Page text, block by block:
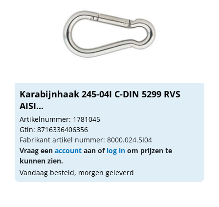
Karabijnhaak 245-04I C-DIN 5299 RVS
AISI...
Artikelnummer: 1781045
Gtin: 8716336406356
Fabrikant artikel nummer: 8000.024.5I04
Vraag een account aan of log in om prijzen te
kunnen zien.
Vandaag besteld, morgen geleverd